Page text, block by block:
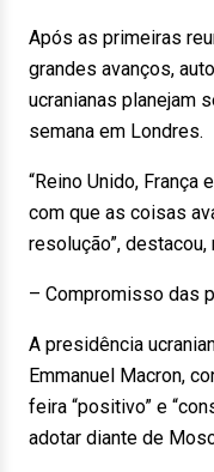
Após as primeiras
grandes avanços,
ucranianas planejam
semana em Londres.
“Reino Unido, França
com que as coisas
resolução”, destacou,
– Compromisso das
A presidência
Emmanuel Macron,
feira “positivo” e
adotar diante de